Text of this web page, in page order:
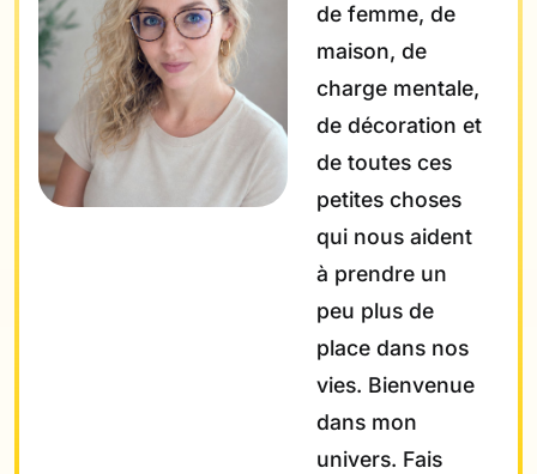
de femme, de
maison, de
charge mentale,
de décoration et
de toutes ces
petites choses
qui nous aident
à prendre un
peu plus de
place dans nos
vies. Bienvenue
dans mon
univers. Fais